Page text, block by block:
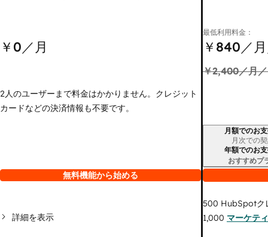
￥0／月
2人のユーザーまで料金はかかりません。クレジット
カードなどの決済情報も不要です。
無料機能から始める
詳細を表示
最低利用料金：
￥840／
￥2,400／月
請求期間月額でのお
月次での
年額でのお
おすすめプ
500 HubSpotク
1,000 マーケテ